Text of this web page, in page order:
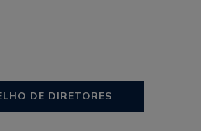
DE DIRETORES